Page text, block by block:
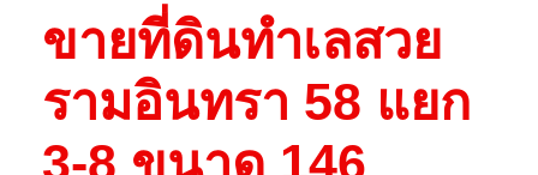
ผลงานถมดิน
ข
า
ย
ขายที่ดินทำเลสวย
รามอินทรา 58 แยก
3-8 ขนาด 146